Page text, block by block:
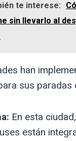
te interese:
sin llevarlo al
han
sus paradas
En esta
están